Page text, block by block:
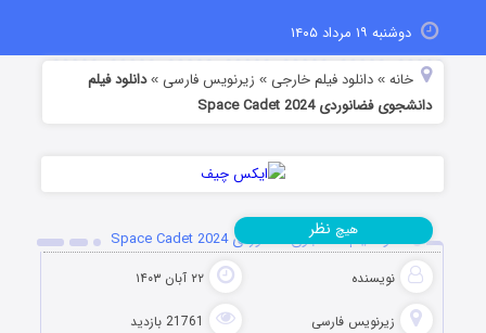
دوشنبه ۱۹ مرداد ۱۴۰۵
خانه »دانلود فیلم خارجی » زیرنویس فارسی »دانلود فیلم
دانشجوی فضانوردی Space Cadet 2024
دانلود فیلم دانشجوی فضانوردی Space Cadet 2024
نویسنده ۲۲ آبان ۱۴۰۳
زیرنویس فارسی 21761 بازدید
هیچ نظر